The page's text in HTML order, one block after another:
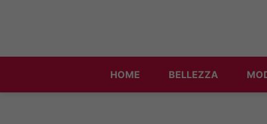
HOME BELLEZZA